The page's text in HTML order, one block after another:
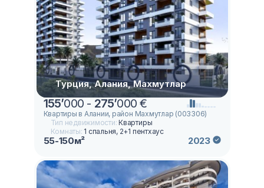
Турция, Алания, Махмутлар
155’000 - 275’000 €
Квартиры в Алании, район Махмутлар (003306)
Тип недвижимости:Квартиры
Комнаты: 1 спальня, 2+1 пентхаус
55-150м² 2023